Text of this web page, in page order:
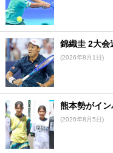
錦織圭 2大会
(2026年8月1日)
熊本勢がイン
(2026年8月5日)